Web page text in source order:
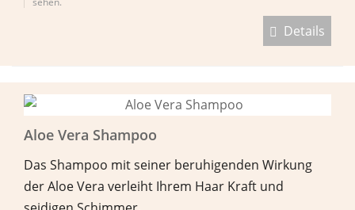
Details
Aloe Vera Shampoo
Das Shampoo mit seiner beruhigenden Wirkung
der Aloe Vera verleiht Ihrem Haar Kraft und